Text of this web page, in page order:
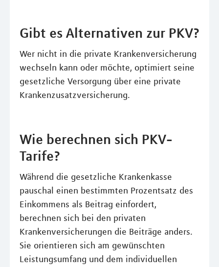
Gibt es Alternativen zur PKV?
Wer nicht in die private Krankenversicherung
wechseln kann oder möchte, optimiert seine
gesetzliche Versorgung über eine private
Krankenzusatzversicherung.
Wie berechnen sich PKV-
Tarife?
Während die gesetzliche Krankenkasse
pauschal einen bestimmten Prozentsatz des
Einkommens als Beitrag einfordert,
berechnen sich bei den privaten
Krankenversicherungen die Beiträge anders.
Sie orientieren sich am gewünschten
Leistungsumfang und dem individuellen